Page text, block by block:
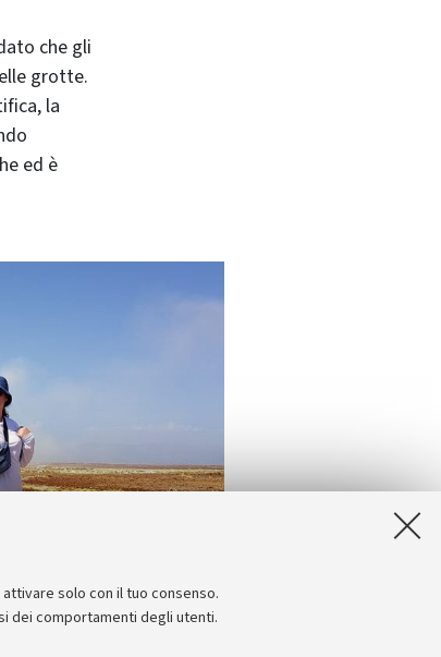
solo con il tuo consenso.
dei comportamenti degli utenti.
che gli
grotte.
la
ed è